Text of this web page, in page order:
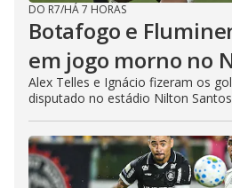
DO R7/HÁ 7 HORAS
Botafogo e
em jogo morno no
Alex Telles e Ignácio fizeram os
disputado no estádio Nilton Santos